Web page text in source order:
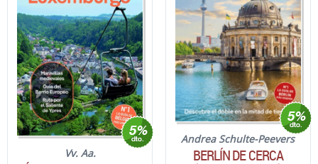
Vv. Aa.
Andrea Schulte-Peevers
BERLÍN DE CERCA